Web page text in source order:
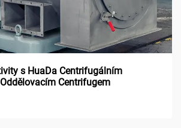
s HuaDa Centrifugálním
Centrifugem